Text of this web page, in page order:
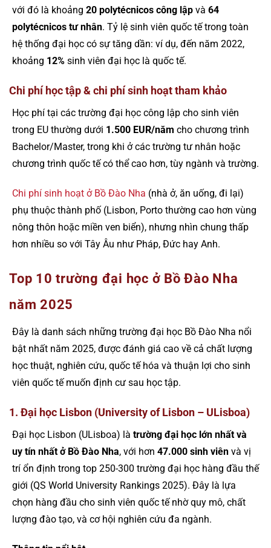
với đó là khoảng 20 polytécnicos công lập và 64
polytécnicos tư nhân. Tỷ lệ sinh viên quốc tế trong toàn
hệ thống đại học có sự tăng dần: ví dụ, đến năm 2022,
khoảng 12% sinh viên đại học là quốc tế.
Chi phí học tập & chi phí sinh hoạt tham khảo
Học phí tại các trường đại học công lập cho sinh viên
trong EU thường dưới 1.500 EUR/năm cho chương trình
Bachelor/Master, trong khi ở các trường tư nhân hoặc
chương trình quốc tế có thể cao hơn, tùy ngành và trường.
Chi phí sinh hoạt ở Bồ Đào Nha (nhà ở, ăn uống, đi lại)
phụ thuộc thành phố (Lisbon, Porto thường cao hơn vùng
nông thôn hoặc miền ven biển), nhưng nhìn chung thấp
hơn nhiều so với Tây Âu như Pháp, Đức hay Anh.
Top 10 trường đại học ở Bồ Đào Nha
năm 2025
Đây là danh sách những trường đại học Bồ Đào Nha nổi
bật nhất năm 2025, được đánh giá cao về cả chất lượng
học thuật, nghiên cứu, quốc tế hóa và thuận lợi cho sinh
viên quốc tế muốn định cư sau học tập.
1. Đại học Lisbon (University of Lisbon – ULisboa)
Đại học Lisbon (ULisboa) là trường đại học lớn nhất và
uy tín nhất ở Bồ Đào Nha, với hơn 47.000 sinh viên và vị
trí ổn định trong top 250-300 trường đại học hàng đầu thế
giới (QS World University Rankings 2025). Đây là lựa
chọn hàng đầu cho sinh viên quốc tế nhờ quy mô, chất
lượng đào tạo, và cơ hội nghiên cứu đa ngành.